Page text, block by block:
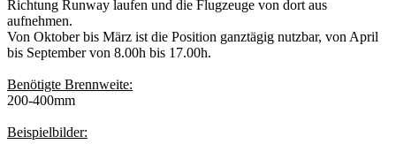
Richtung Runway laufen und die Flugzeuge von dort aus
aufnehmen.
Von Oktober bis März ist die Position ganztägig nutzbar, von April
bis September von 8.00h bis 17.00h.
Benötigte Brennweite:
200-400mm
Beispielbilder: